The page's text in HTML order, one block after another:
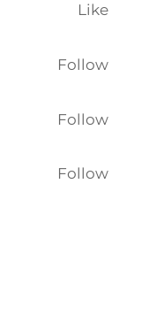
Like
Follow
Follow
Follow